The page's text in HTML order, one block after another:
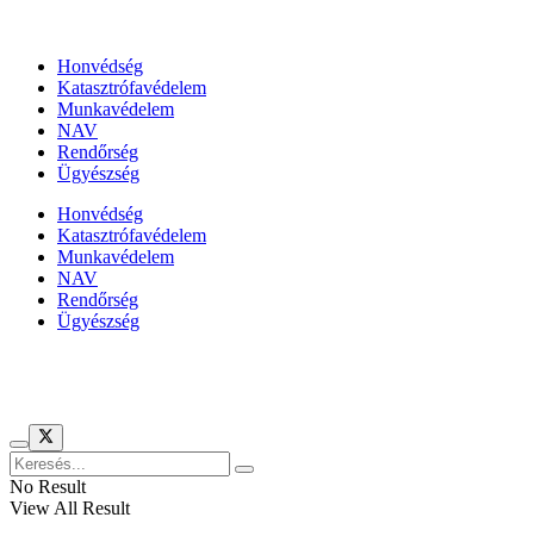
Honvédség
Katasztrófavédelem
Munkavédelem
NAV
Rendőrség
Ügyészség
Honvédség
Katasztrófavédelem
Munkavédelem
NAV
Rendőrség
Ügyészség
No Result
View All Result